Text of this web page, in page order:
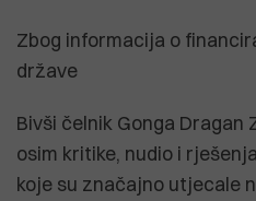
Zbog informacija o
države
Bivši čelnik Gonga Dragan
osim kritike, nudio i
koje su značajno utjecale